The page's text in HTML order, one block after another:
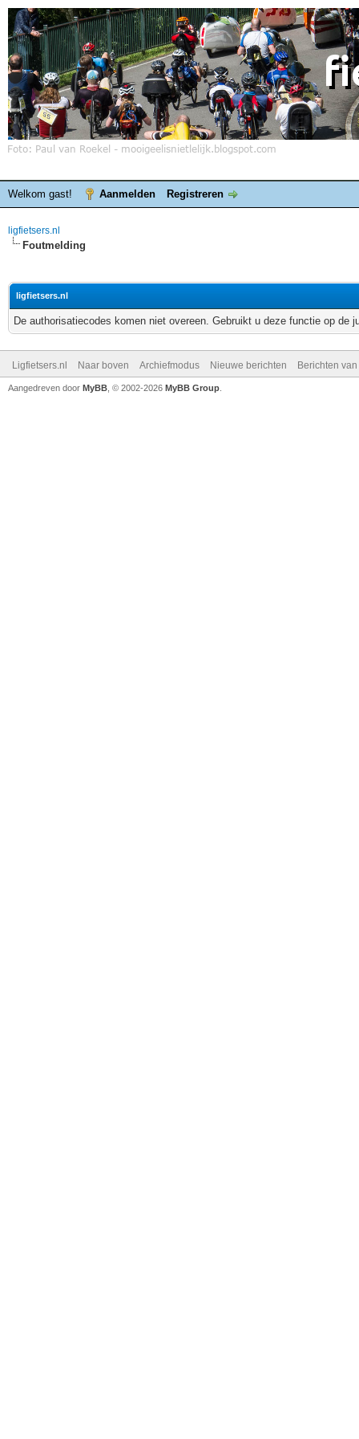
Welkom gast! Aanmelden Registreren
ligfietsers.nl
Foutmelding
ligfietsers.nl
De authorisatiecodes komen niet overeen. Gebruikt u deze functie op de
Ligfietsers.nl Naar boven Archiefmodus Nieuwe berichten Berichten
Aangedreven door MyBB , © 2002-2026 MyBB Group